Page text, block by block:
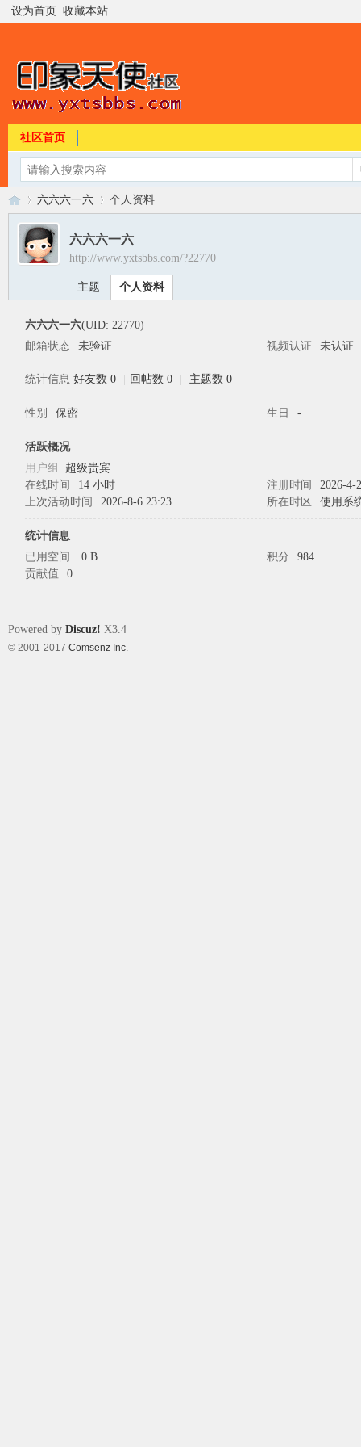
设为首页 收藏本站
社区首页
›
六六六一六 个人资料
六六六一六
http://www.yxtsbbs.com/?22770
主题 个人资料
六六六一六(UID: 22770)
邮箱状态
未验证 视频认证 未认证
统计信息 好友数 0 回帖数 0 主题数 0
性别 保密 生日 -
活跃概况
用户组 超级贵宾
在线时间
14 小时 注册时间
2026-4-
上次活动时间
2026-8-6 23:23 所在时区 使用系
统计信息
已用空间
0 B 积分
984
贡献值
0
Powered by Discuz! X3.4
© 2001-2017 Comsenz Inc.